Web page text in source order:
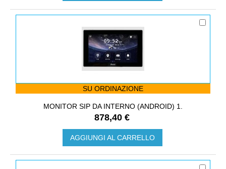
SU ORDINAZIONE
MONITOR SIP DA INTERNO (ANDROID) 1.
878,40 €
AGGIUNGI AL CARRELLO